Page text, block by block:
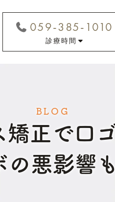
059-385-1010
診療時間
BLOG
矯正で口
の悪影響